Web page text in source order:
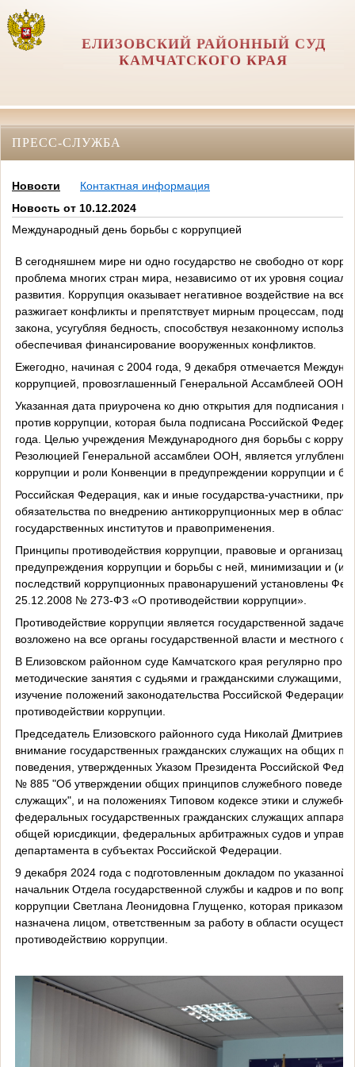
ЕЛИЗОВСКИЙ РАЙОННЫЙ СУД
КАМЧАТСКОГО КРАЯ
ПРЕСС-СЛУЖБА
Новости
Контактная информация
Новость от 10.12.2024
Международный день борьбы с коррупцией
В сегодняшнем мире ни одно государство не свободно от
проблема многих стран мира, независимо от их уровня
развития. Коррупция оказывает негативное воздействие на все
разжигает конфликты и препятствует мирным процессам,
закона, усугубляя бедность, способствуя незаконному
обеспечивая финансирование вооруженных конфликтов.
Ежегодно, начиная с 2004 года, 9 декабря отмечается
коррупцией, провозглашенный Генеральной Ассамблеей ООН.
Указанная дата приурочена ко дню открытия для подписания
против коррупции, которая была подписана Российской
года. Целью учреждения Международного дня борьбы с
Резолюцией Генеральной ассамблеи ООН, является
коррупции и роли Конвенции в предупреждении коррупции и
Российская Федерация, как и иные государства-участники,
обязательства по внедрению антикоррупционных мер в области
государственных институтов и правоприменения.
Принципы противодействия коррупции, правовые и
предупреждения коррупции и борьбы с ней, минимизации и
последствий коррупционных правонарушений установлены
25.12.2008 № 273-ФЗ «О противодействии коррупции».
Противодействие коррупции является государственной
возложено на все органы государственной власти и местного
В Елизовском районном суде Камчатского края регулярно
методические занятия с судьями и гражданскими служащими,
изучение положений законодательства Российской Федерации
противодействии коррупции.
Председатель Елизовского районного суда Николай
внимание государственных гражданских служащих на общих
поведения, утвержденных Указом Президента Российской
№ 885 "Об утверждении общих принципов служебного
служащих", и на положениях Типовом кодексе этики и
федеральных государственных гражданских служащих
общей юрисдикции, федеральных арбитражных судов и
департамента в субъектах Российской Федерации.
9 декабря 2024 года с подготовленным докладом по указанной
начальник Отдела государственной службы и кадров и по
коррупции Светлана Леонидовна Глущенко, которая приказом
назначена лицом, ответственным за работу в области
противодействию коррупции.